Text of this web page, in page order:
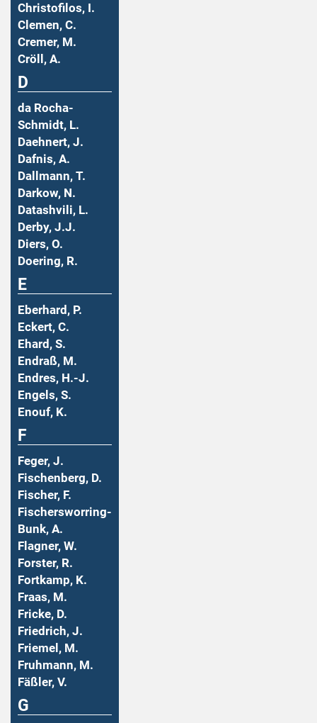
Christofilos, I.
Clemen, C.
Cremer, M.
Cröll, A.
D
da Rocha-
Schmidt, L.
Daehnert, J.
Dafnis, A.
Dallmann, T.
Darkow, N.
Datashvili, L.
Derby, J.J.
Diers, O.
Doering, R.
E
Eberhard, P.
Eckert, C.
Ehard, S.
Endraß, M.
Endres, H.-J.
Engels, S.
Enouf, K.
F
Feger, J.
Fischenberg, D.
Fischer, F.
Fischersworring-
Bunk, A.
Flagner, W.
Forster, R.
Fortkamp, K.
Fraas, M.
Fricke, D.
Friedrich, J.
Friemel, M.
Fruhmann, M.
Fäßler, V.
G